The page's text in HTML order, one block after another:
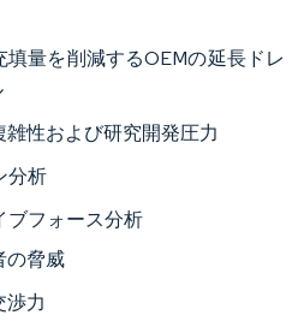
填量を削減するOEMの延長ドレ
雑性および研究開発圧力
分析
ブフォース分析
の脅威
渉力